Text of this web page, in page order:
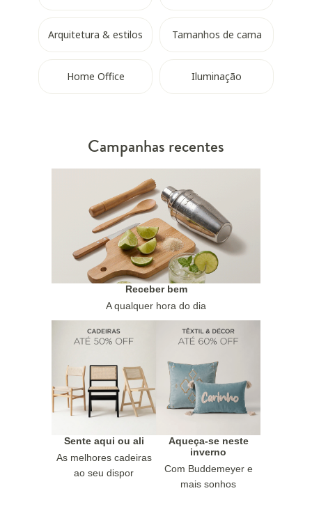
Arquitetura & estilos Tamanhos de cama
Home Office Iluminação
Campanhas recentes
Receber bem
A qualquer hora do dia
Sente aqui ou ali
As melhores cadeiras
ao seu dispor
Aqueça-se neste
inverno
Com Buddemeyer e
mais sonhos